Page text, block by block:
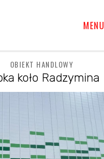
MENU
OBIEKT HANDLOWY
koło Radzymina